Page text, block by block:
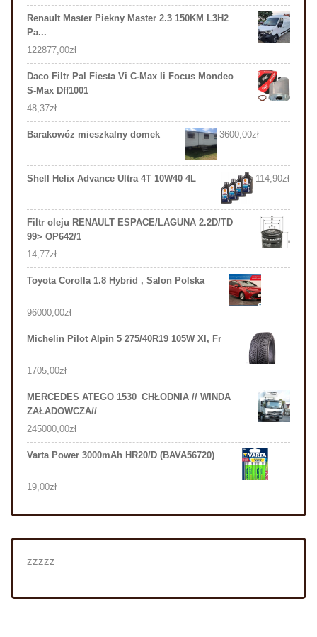
Renault Master Piekny Master 2.3 150KM L3H2
Pa...
122877,00zł
Daco Filtr Pal Fiesta Vi C-Max Ii Focus Mondeo
S-Max Dff1001
48,37zł
Barakowóz mieszkalny domek 3600,00zł
Shell Helix Advance Ultra 4T 10W40 4L 114,90zł
Filtr oleju RENAULT ESPACE/LAGUNA 2.2D/TD
99> OP642/1
14,77zł
Toyota Corolla 1.8 Hybrid , Salon Polska
96000,00zł
Michelin Pilot Alpin 5 275/40R19 105W Xl, Fr
1705,00zł
MERCEDES ATEGO 1530_CHŁODNIA // WINDA
ZAŁADOWCZA//
245000,00zł
Varta Power 3000mAh HR20/D (BAVA56720)
19,00zł
zzzzz